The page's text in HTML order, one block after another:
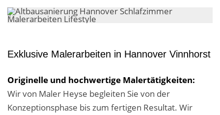
Exklusive Malerarbeiten in Hannover Vinnhorst
Originelle und hochwertige Malertätigkeiten:
Wir von Maler Heyse begleiten Sie von der
Konzeptionsphase bis zum fertigen Resultat. Wir